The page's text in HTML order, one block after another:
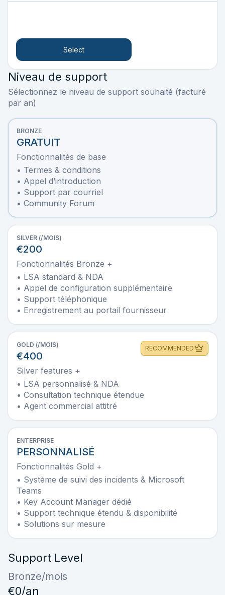
Select
Niveau de support
Sélectionnez le niveau de support souhaité (facturé
par an)
BRONZE
GRATUIT
Fonctionnalités de base
• Termes & conditions
• Appel d’introduction
• Support par courriel
• Community Forum
SILVER (/MOIS)
€200
Fonctionnalités Bronze +
• LSA standard & NDA
• Appel de configuration supplémentaire
• Support téléphonique
• Enregistrement au portail fournisseur
GOLD (/MOIS)
€400
Silver features +
• LSA personnalisé & NDA
• Consultation technique étendue
• Agent commercial attitré
RECOMMENDED
ENTERPRISE
PERSONNALISÉ
Fonctionnalités Gold +
• Système de suivi des incidents & Microsoft
Teams
• Key Account Manager dédié
• Support technique étendu & disponibilité
• Solutions sur mesure
Support Level
Bronze/mois
€0/an